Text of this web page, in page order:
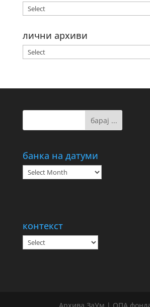
лични архиви
банка на датуми
банка
на
контекст